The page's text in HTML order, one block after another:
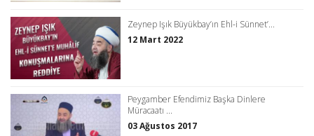
Zeynep Işık Büyükbay’ın Ehl-i Sünnet’...
12 Mart 2022
Peygamber Efendimiz Başka Dinlere
Müracaatı ...
03 Ağustos 2017